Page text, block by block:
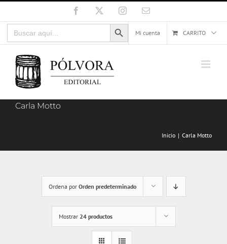
al
contenido
Facebook InstagramCorreo
Buscar:
Botón de búsqueda
Mi cuenta
CARRITO
Carla Motto
Inicio Carla Motto
Ordena por Orden predeterminado
Mostrar 24 productos